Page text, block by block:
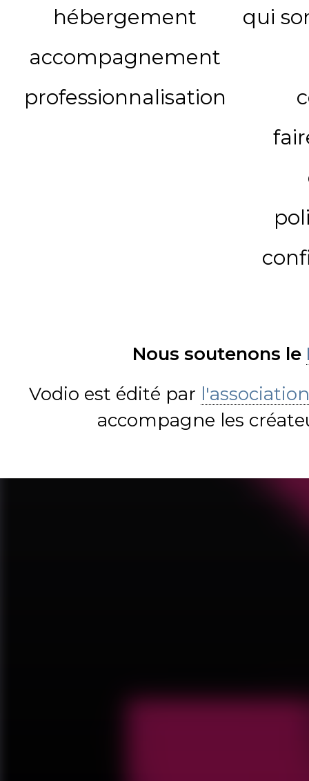
hébergement
accompagnement
professionnalisation
qui